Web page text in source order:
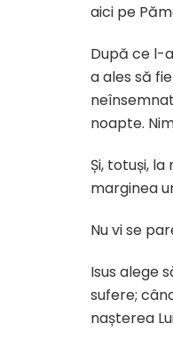
aici pe
După ce l-
a ales să
noapte.
Și, totuși,
marginea
Nu vi se
Isus alege
sufere;
nașterea